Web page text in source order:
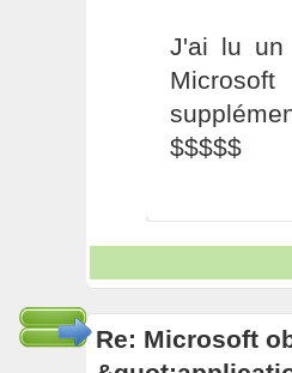
J'ai lu un
$$$$$
Re: Microsoft